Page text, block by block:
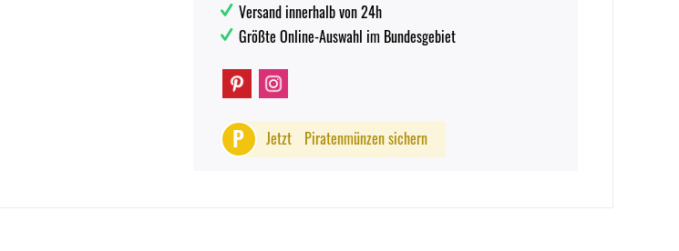
Versand innerhalb von 24h
Größte Online-Auswahl im Bundesgebiet
P Jetzt Piratenmünzen sichern